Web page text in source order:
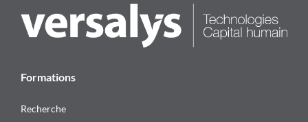
Formations
Recherche